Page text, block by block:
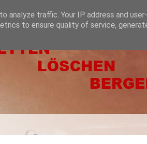
analyze traffic. Your IP address and
to ensure quality of service,